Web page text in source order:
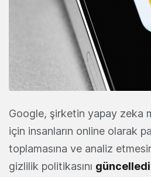
Google, şirketin yapay zeka
için insanların online olarak
toplamasına ve analiz
gizlilik politikasını güncelledi